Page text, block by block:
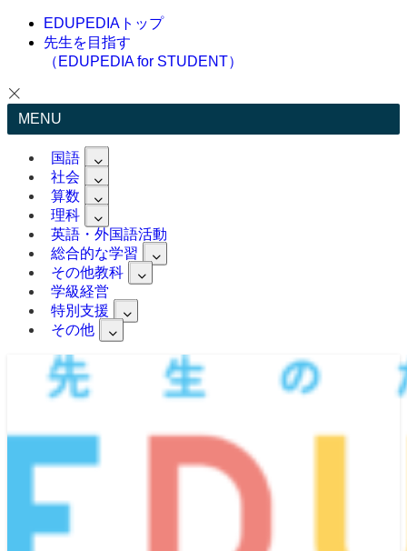
EDUPEDIAトップ
先生を目指す
（EDUPEDIA for STUDENT）
MENU
国語
社会
算数
理科
英語・外国語活動
総合的な学習
その他教科
学級経営
特別支援
その他